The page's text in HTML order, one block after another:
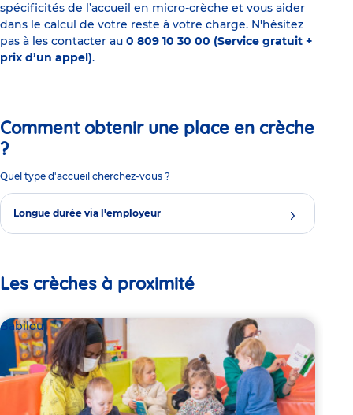
spécificités de l’accueil en micro-crèche et vous aider
dans le calcul de votre reste à votre charge. N'hésitez
pas à les contacter au 0 809 10 30 00 (Service gratuit +
prix d’un appel).
Comment obtenir une place en crèche
?
Quel type d'accueil cherchez-vous ?
Longue durée via l'employeur
Les crèches à proximité
Babilou